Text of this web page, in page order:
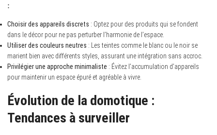
:
Choisir des appareils discrets : Optez pour des produits qui se fondent
dans le décor pour ne pas perturber l’harmonie de l’espace.
Utiliser des couleurs neutres : Les teintes comme le blanc ou le noir se
marient bien avec différents styles, assurant une intégration sans accroc.
Privilégier une approche minimaliste : Évitez l’accumulation d’appareils
pour maintenir un espace épuré et agréable à vivre.
Évolution de la domotique :
Tendances à surveiller